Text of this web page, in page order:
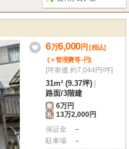
6万6,000円 [税込]
(＋管理費等-円)
[坪単価 約7,044円/坪]
31m² (9.37坪)
路面/3階建
敷 6万円
礼 13万2,000円
保証金
－
駐車場
－